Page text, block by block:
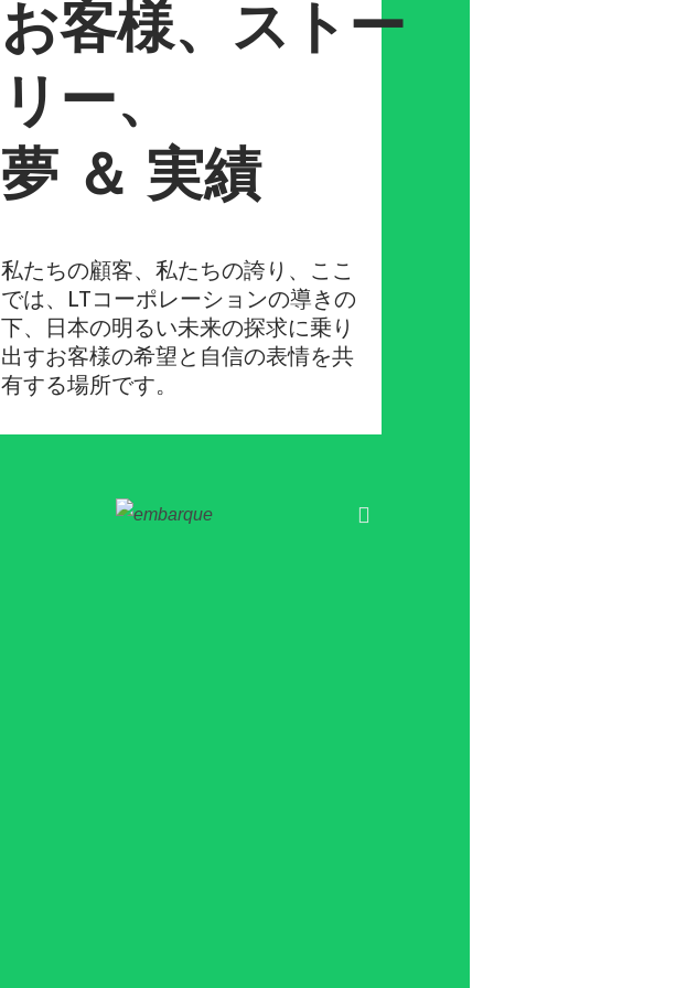
お客様、ストー
リー、
夢 ＆ 実績
私たちの顧客、私たちの誇り、ここ
では、LTコーポレーションの導きの
下、日本の明るい未来の探求に乗り
出すお客様の希望と自信の表情を共
有する場所です。